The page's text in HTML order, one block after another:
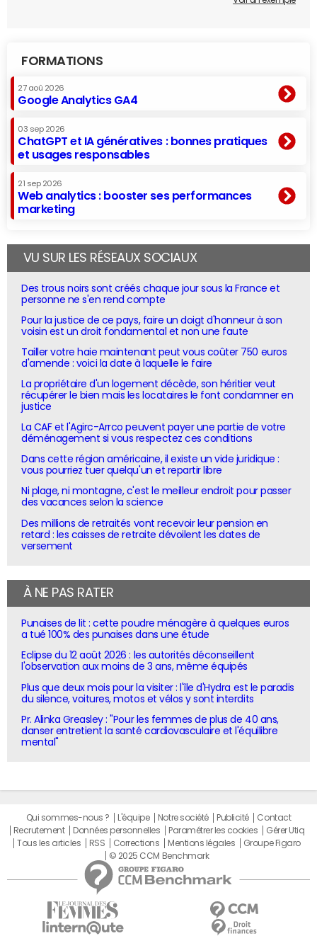
FORMATIONS
27 aoû 2026
Google Analytics GA4
03 sep 2026
ChatGPT et IA génératives : bonnes pratiques
et usages responsables
21 sep 2026
Web analytics : booster ses performances
marketing
VU SUR LES RÉSEAUX SOCIAUX
Des trous noirs sont créés chaque jour sous la France et
personne ne s'en rend compte
Pour la justice de ce pays, faire un doigt d'honneur à son
voisin est un droit fondamental et non une faute
Tailler votre haie maintenant peut vous coûter 750 euros
d'amende : voici la date à laquelle le faire
La propriétaire d'un logement décède, son héritier veut
récupérer le bien mais les locataires le font condamner en
justice
La CAF et l'Agirc-Arrco peuvent payer une partie de votre
déménagement si vous respectez ces conditions
Dans cette région américaine, il existe un vide juridique :
vous pourriez tuer quelqu'un et repartir libre
Ni plage, ni montagne, c'est le meilleur endroit pour passer
des vacances selon la science
Des millions de retraités vont recevoir leur pension en
retard : les caisses de retraite dévoilent les dates de
versement
À NE PAS RATER
Punaises de lit : cette poudre ménagère à quelques euros
a tué 100% des punaises dans une étude
Eclipse du 12 août 2026 : les autorités déconseillent
l'observation aux moins de 3 ans, même équipés
Plus que deux mois pour la visiter : l'île d'Hydra est le paradis
du silence, voitures, motos et vélos y sont interdits
Pr. Alinka Greasley : "Pour les femmes de plus de 40 ans,
danser entretient la santé cardiovasculaire et l'équilibre
mental"
Qui sommes-nous ? L'équipe Notre société Publicité
Contact
Recrutement
Données personnelles Paramétrer les cookies
Gérer Utiq
Tous les articles
RSS Corrections Mentions légales
Groupe Figaro
© 2025 CCM Benchmark